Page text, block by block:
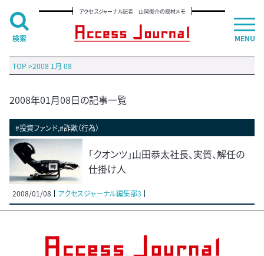
アクセスジャーナル記者 山岡俊介の取材メモ
TOP >2008 1月 08
2008年01月08日の記事一覧
#投資ファンド,#詐欺（行為）
「クオンツ」山田恭太社長、実質、解任の
仕掛け人
2008/01/08 アクセスジャーナル編集部3
MENU
検索